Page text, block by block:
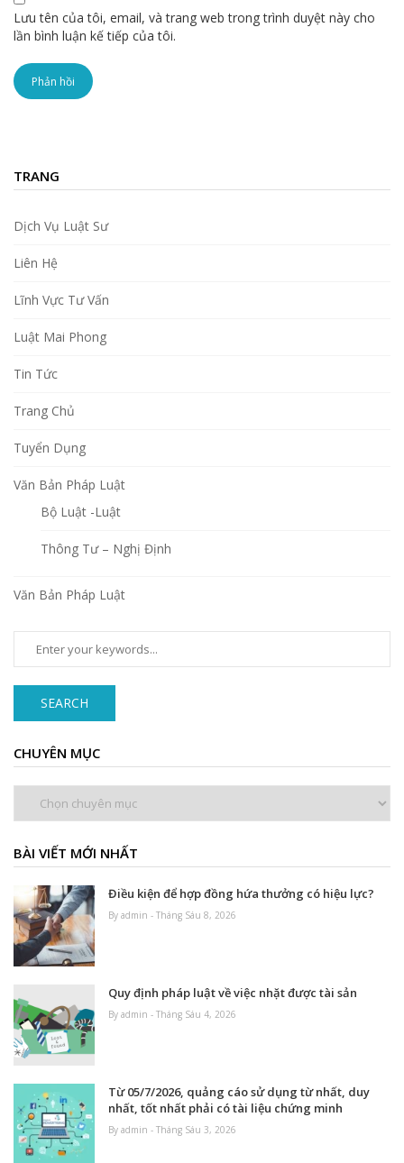
Lưu tên của tôi, email, và trang web trong trình duyệt này cho
lần bình luận kế tiếp của tôi.
TRANG
Dịch Vụ Luật Sư
Liên Hệ
Lĩnh Vực Tư Vấn
Luật Mai Phong
Tin Tức
Trang Chủ
Tuyển Dụng
Văn Bản Pháp Luật
Bộ Luật -Luật
Thông Tư – Nghị Định
Văn Bản Pháp Luật
SEARCH
CHUYÊN MỤC
BÀI VIẾT MỚI NHẤT
Điều kiện để hợp đồng hứa thưởng có hiệu lực?
By admin - Tháng Sáu 8, 2026
Quy định pháp luật về việc nhặt được tài sản
By admin - Tháng Sáu 4, 2026
Từ 05/7/2026, quảng cáo sử dụng từ nhất, duy
nhất, tốt nhất phải có tài liệu chứng minh
By admin - Tháng Sáu 3, 2026